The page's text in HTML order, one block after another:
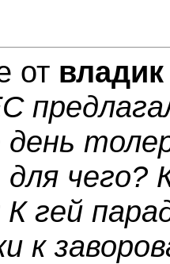
от владик
день
гей
к